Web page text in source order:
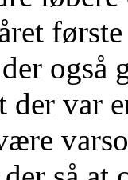
også
der var